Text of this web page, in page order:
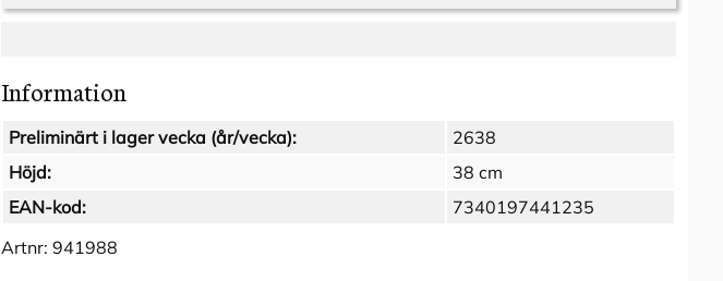
Information
Preliminärt i lager vecka (år/vecka):
2638
Höjd:
38 cm
EAN-kod:
7340197441235
Artnr: 941988